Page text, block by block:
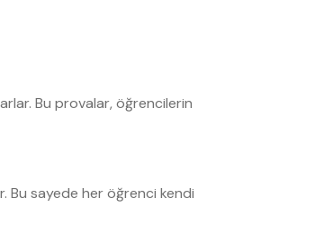
Bu provalar, öğrencilerin
Bu sayede her öğrenci kendi